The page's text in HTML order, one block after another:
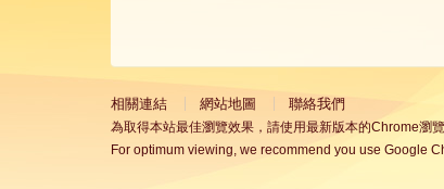
相關連結 網站地圖 聯絡我們
為取得本站最佳瀏覽效果，請使用最新版本的Chrome瀏
For optimum viewing, we recommend you use Google